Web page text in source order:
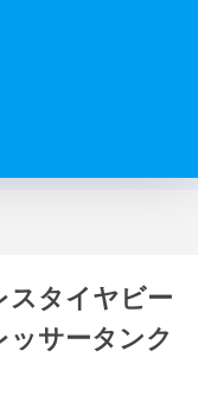
スタイヤビー
ッサータンク